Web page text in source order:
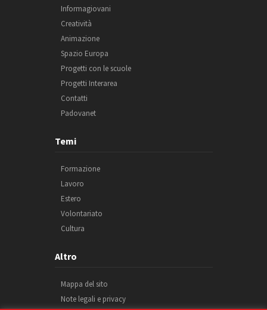
Informagiovani
Creatività
Animazione
Spazio Europa
Progetti con le scuole
Progetti Interarea
Contatti
Padovanet
Temi
Formazione
Lavoro
Estero
Volontariato
Cultura
Altro
Mappa del sito
Note legali e privacy